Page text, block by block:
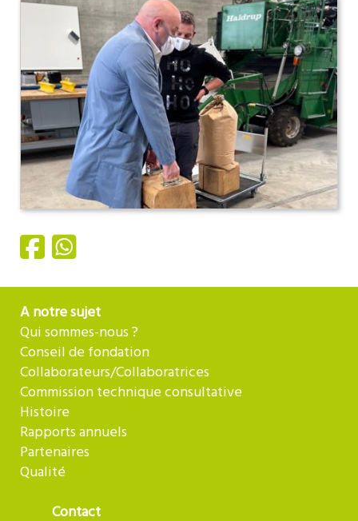
A notre sujet
Qui sommes-nous ?
Conseil de fondation
Collaborateurs/Collaboratrices
Commission technique consultative
Histoire
Rapports annuels
Partenaires
Qualité
Contact